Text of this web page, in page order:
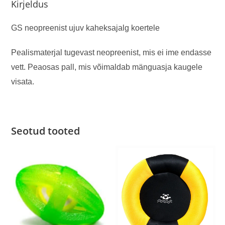
Kirjeldus
GS neopreenist ujuv kaheksajalg koertele
Pealismaterjal tugevast neopreenist, mis ei ime endasse
vett. Peaosas pall, mis võimaldab mänguasja kaugele
visata.
Seotud tooted